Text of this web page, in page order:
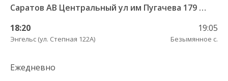
Саратов АВ Центральный ул им Пугачева 179 А — Советское рп (ул Ленина 41)
18:20
Энгельс (ул. Степная 122А)
19:05
Безымянное с.
Ежедневно